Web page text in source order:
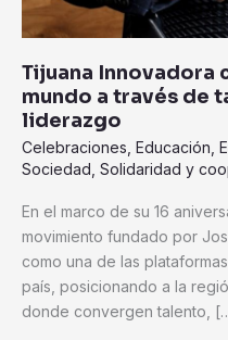
Tijuana Innovadora
mundo a través de
liderazgo
Celebraciones Educación
Sociedad Solidaridad y
En el marco de su 16
movimiento fundado por
como una de las
país, posicionando a la
donde convergen talento,
talento,
innovación
liderazgo